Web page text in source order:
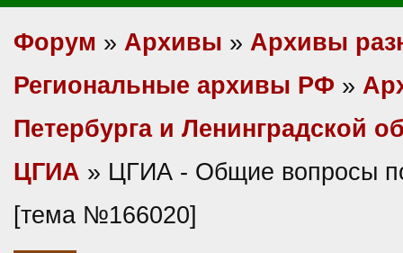
Форум » Архивы » Архивы
Региональные архивы РФ »
Петербурга и Ленинградской
ЦГИА » ЦГИА - Общие вопросы
[тема №166020]